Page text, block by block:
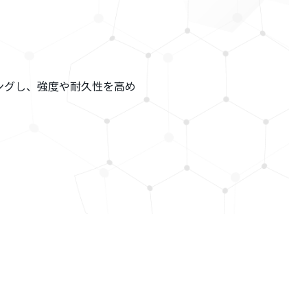
し、強度や耐久性を高め